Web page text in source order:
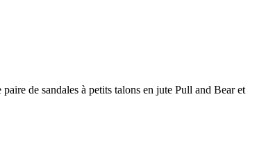
de sandales à petits talons en jute Pull and Bear et